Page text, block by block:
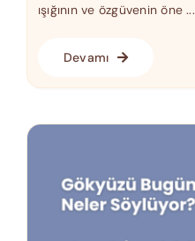
ışığının ve özgüvenin öne ...
Devamı